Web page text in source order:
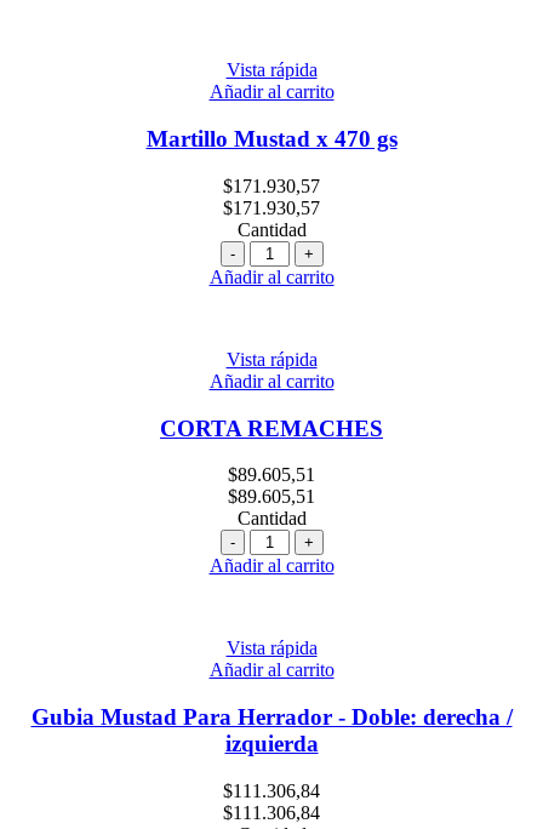
Vista rápida
Añadir al carrito
Martillo Mustad x 470 gs
$171.930,57
$171.930,57
Cantidad
Cantidad
Añadir al carrito
Vista rápida
Añadir al carrito
CORTA REMACHES
$89.605,51
$89.605,51
Cantidad
Cantidad
Añadir al carrito
Vista rápida
Añadir al carrito
Gubia Mustad Para Herrador - Doble: derecha /
izquierda
$111.306,84
$111.306,84